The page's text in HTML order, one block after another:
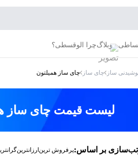
وبلاگچرا الوقسطی؟
ساز چای ساز چای ساز همیلتون
لیست قیمتچای ساز
بر اساس:پرفروش ترینارزانترین